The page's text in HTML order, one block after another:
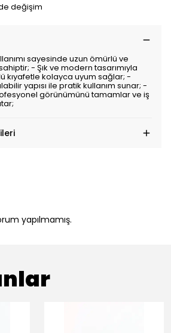
değişim
sayesinde uzun ömürlü ve
- Şık ve modern tasarımıyla
kıyafetle kolayca uyum sağlar; -
yapısı ile pratik kullanım sunar; -
görünümünü tamamlar ve iş
yapılmamış.